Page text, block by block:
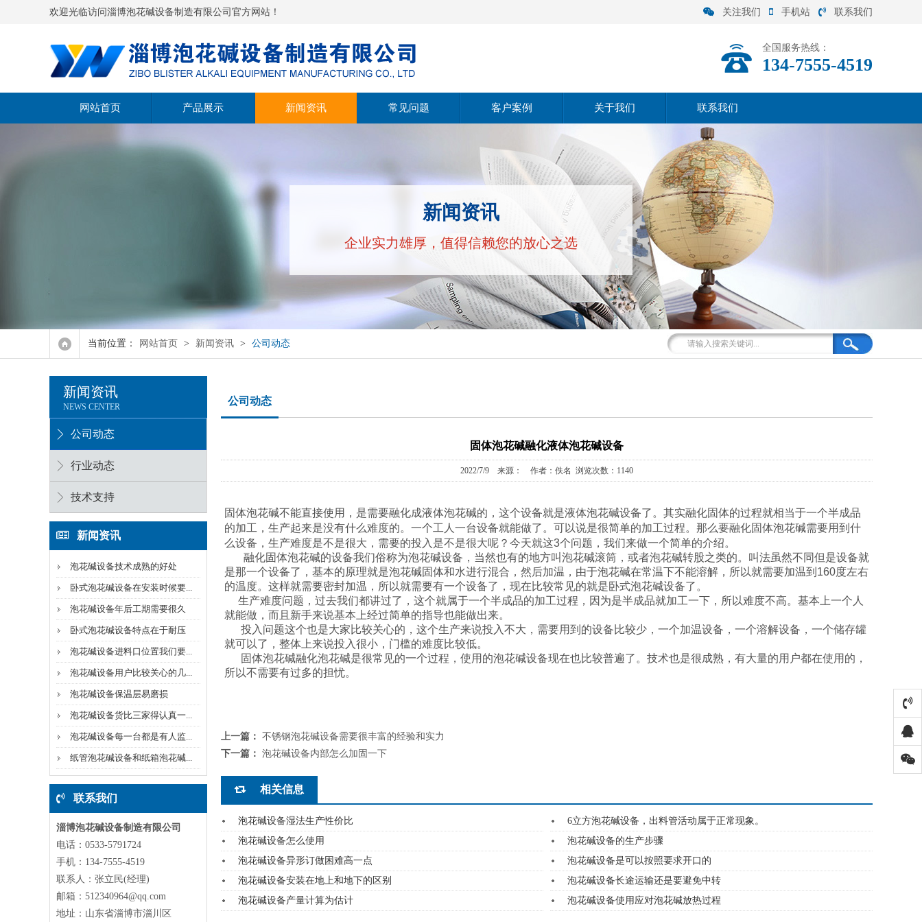
欢迎光临访问淄博泡花碱设备制造有限公司官方网站！ 关注我们 手机站 联系我们
全国服务热线：
134-7555-4519
网站首页 产品展示
泡花碱设备蒸汽型
6.0泡花碱设备
8.0泡花碱设备
4.0型水玻璃设备
8.0型水玻璃设备
新闻资讯
行业动态
常见问题 客户案例 关于我们
经营范围
文化理念
公司实力
联系我们
联系方式
在线留言
新闻资讯
企业实力雄厚，值得信赖您的放心之选
当前位置： 网站首页 > 新闻资讯 > 公司动态
新闻资讯
NEWS CENTER
公司动态
行业动态
技术支持
新闻资讯
泡花碱设备技术成熟的好处
卧式泡花碱设备在安装时候要...
泡花碱设备年后工期需要很久
卧式泡花碱设备特点在于耐压
泡花碱设备进料口位置我们要...
泡花碱设备用户比较关心的几...
泡花碱设备保温层易磨损
泡花碱设备货比三家得认真一...
泡花碱设备每一台都是有人监...
纸管泡花碱设备和纸箱泡花碱...
联系我们
淄博泡花碱设备制造有限公司
电话：0533-5791724
手机：134-7555-4519
联系人：张立民(经理)
邮箱：512340964@qq.com
地址：山东省淄博市淄川区
公司动态
固体泡花碱融化液体泡花碱设备
2022/7/9 来源： 作者：佚名 浏览次数：1140
固体泡花碱不能直接使用，是需要融化成液体泡花碱的，这个设备就是液体泡花碱设备了。其实融化固体的过程就相当于一个半成品
的加工，生产起来是没有什么难度的。一个工人一台设备就能做了。可以说是很简单的加工过程。那么要融化固体泡花碱需要用到什
么设备，生产难度是不是很大，需要的投入是不是很大呢？今天就这3个问题，我们来做一个简单的介绍。
融化固体泡花碱的设备我们俗称为泡花碱设备，当然也有的地方叫泡花碱滚筒，或者泡花碱转股之类的。叫法虽然不同但是设备就
是那一个设备了，基本的原理就是泡花碱固体和水进行混合，然后加温，由于泡花碱在常温下不能溶解，所以就需要加温到160度左右
的温度。这样就需要密封加温，所以就需要有一个设备了，现在比较常见的就是卧式泡花碱设备了。
生产难度问题，过去我们都讲过了，这个就属于一个半成品的加工过程，因为是半成品就加工一下，所以难度不高。基本上一个人
就能做，而且新手来说基本上经过简单的指导也能做出来。
投入问题这个也是大家比较关心的，这个生产来说投入不大，需要用到的设备比较少，一个加温设备，一个溶解设备，一个储存罐
就可以了，整体上来说投入很小，门槛的难度比较低。
固体泡花碱融化泡花碱是很常见的一个过程，使用的泡花碱设备现在也比较普遍了。技术也是很成熟，有大量的用户都在使用的，
所以不需要有过多的担忧。
上一篇： 不锈钢泡花碱设备需要很丰富的经验和实力
下一篇： 泡花碱设备内部怎么加固一下
相关信息
泡花碱设备湿法生产性价比
6立方泡花碱设备，出料管活动属于正常现象。
泡花碱设备怎么使用
泡花碱设备的生产步骤
泡花碱设备异形订做困难高一点
泡花碱设备是可以按照要求开口的
泡花碱设备安装在地上和地下的区别
泡花碱设备长途运输还是要避免中转
泡花碱设备产量计算为估计
泡花碱设备使用应对泡花碱放热过程